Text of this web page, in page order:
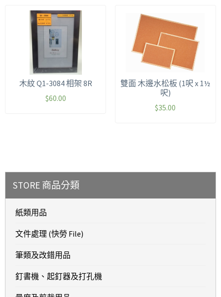
木紋 Q1-3084 相架 8R
$60.00
雙面 木邊水松板 (1呎 x 1½
呎)
$35.00
STORE 商品分類
紙類用品
文件處理 (快勞 File)
筆類及改錯用品
釘書機、起釘器及打孔機